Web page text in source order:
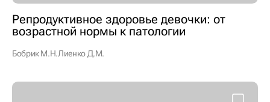
Репродуктивное здоровье девочки: от
возрастной нормы к патологии
Бобрик М.Н.Лиенко Д.М.